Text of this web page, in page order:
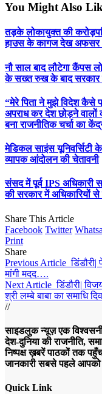
You Might Also
तड़के लोकायुक्त की
हाउस के कागज देख अफसर
नौ साल बाद लौटेगा कैंपस
के सख्त रुख के बाद सरकार
“मेरे पिता ने मुझे विदेश कैसे
अपराध कर देश छोड़ने वालों
बना राजनीतिक चर्चा का
मेडिकल साइंस यूनिवर्सिटी
व्यापक आंदोलन की चेतावनी
संसद में पूर्व IPS अधिकारी
की सरकार में अधिकारियों से
Share This Article
Facebook Twitter
Print
Share
Previous Article
मांगी मदद….
Next Article डिंडौरी|
श्री लम्बे बाबा का समाधि
//
साइडलुक न्यूज़ एक
देश-दुनिया की राजनीति,
निष्पक्ष ख़बरें पाठकों तक
जानकारी सबसे पहले आपको
Quick Link